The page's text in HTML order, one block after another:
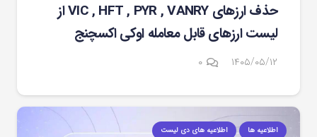
حذف ارزهای VIC , HFT , PYR , VANRY از
لیست ارزهای قابل معامله اوکی اکسچنج
۱۴۰۵/۰۵/۱۲ ۰
اطلاعیه ها اطلاعیه های دی لیست